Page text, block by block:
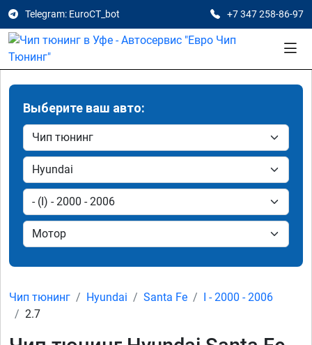
Telegram: EuroCT_bot +7 347 258-86-97
Выберите ваш авто:
Чип тюнинг Hyundai Santa Fe
I - 2000 - 2006
2.7